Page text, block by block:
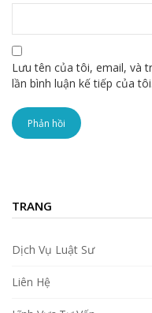
Lưu tên của tôi, email, và
lần bình luận kế tiếp của tôi.
TRANG
Dịch Vụ Luật Sư
Liên Hệ